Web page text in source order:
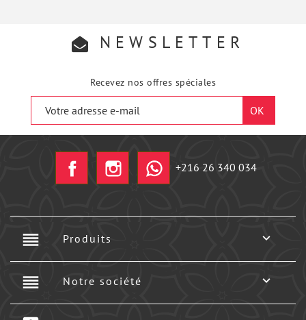
NEWSLETTER
Recevez nos offres spéciales
Facebook Instagram
+216 26 340 034
reorder Produits 
reorder Notre société 